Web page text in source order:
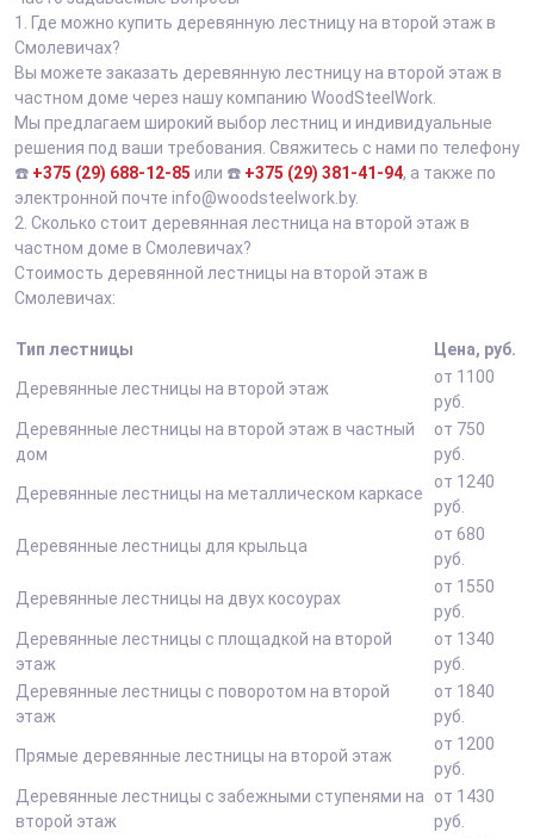
1.
Где можно купить деревянную лестницу на второй этаж в
Смолевичах?
Вы можете заказать деревянную лестницу на второй этаж в
частном доме через нашу компанию WoodSteelWork.
Мы предлагаем широкий выбор лестниц и индивидуальные
решения под ваши требования. Свяжитесь с нами по телефону
☎️ +375 (29) 688-12-85 или ☎️ +375 (29) 381-41-94, а также по
электронной почте info@woodsteelwork.by.
2. Сколько стоит деревянная лестница на второй этаж в
частном доме в Смолевичах?
Стоимость деревянной лестницы на второй этаж в
Смолевичах:
Тип лестницы Цена, руб.
Деревянные лестницы на второй этаж
от 1100
руб.
Деревянные лестницы на второй этаж в частный
дом
от 750
руб.
Деревянные лестницы на металлическом каркасе
от 1240
руб.
Деревянные лестницы для крыльца
от 680
руб.
Деревянные лестницы на двух косоурах
от 1550
руб.
Деревянные лестницы с площадкой на второй
этаж
от 1340
руб.
Деревянные лестницы с поворотом на второй
этаж
от 1840
руб.
Прямые деревянные лестницы на второй этаж
от 1200
руб.
Деревянные лестницы с забежными ступенями на
второй этаж
от 1430
руб.